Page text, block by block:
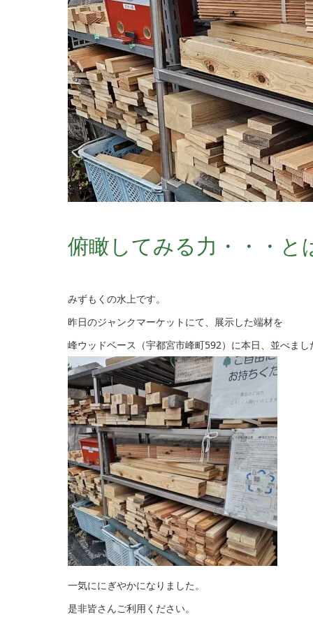
俯瞰してみる力・・・と
みずもくの水上です。
昨日のジャンクマーケットにて、展示した端材を
峰ウッドベース（宇都宮市峰町592）に本日、並べまし
一気ににぎやかになりました。
是非皆さんご利用ください。